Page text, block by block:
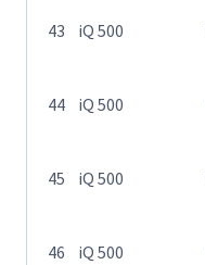
43 iQ 500
44 iQ 500
45 iQ 500
46 iQ 500